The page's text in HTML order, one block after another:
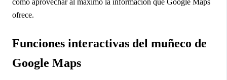
ofrece.
Funciones interactivas del muñeco de
Google Maps